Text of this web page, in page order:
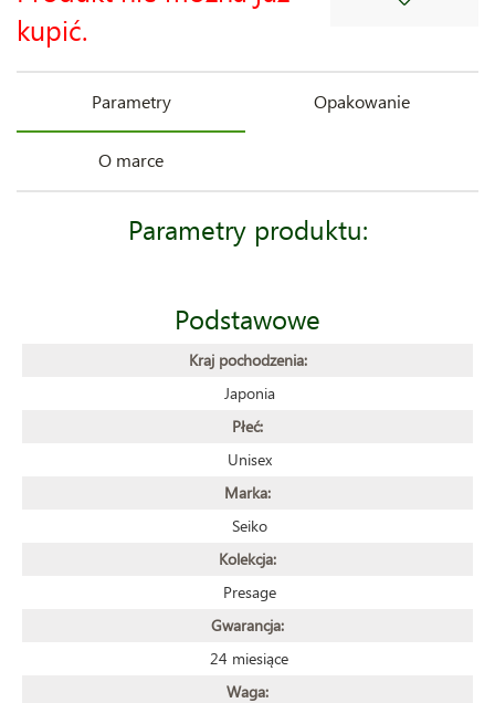
kupić.
Parametry Opakowanie
O marce
Parametry produktu:
Podstawowe
Kraj pochodzenia:
Japonia
Płeć:
Unisex
Marka:
Seiko
Kolekcja:
Presage
Gwarancja:
24 miesiące
Waga: